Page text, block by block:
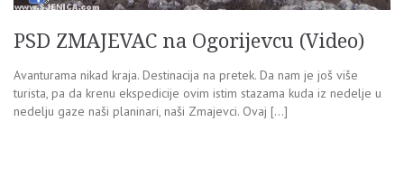
PSD ZMAJEVAC na Ogorijevcu (Video)
Avanturama nikad kraja. Destinacija na pretek. Da nam je još više
turista, pa da krenu ekspedicije ovim istim stazama kuda iz nedelje u
nedelju gaze naši planinari, naši Zmajevci. Ovaj […]